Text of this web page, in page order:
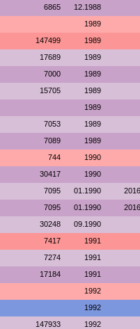
6865 12.1988
1989
147499 1989
17689 1989
7000 1989
15705 1989
1989
7053 1989
7089 1989
744 1990
30417 1990
7095 01.1990 2016
7095 01.1990 2016
30248 09.1990
7417 1991
7274 1991
17184 1991
1992
1992
147933 1992